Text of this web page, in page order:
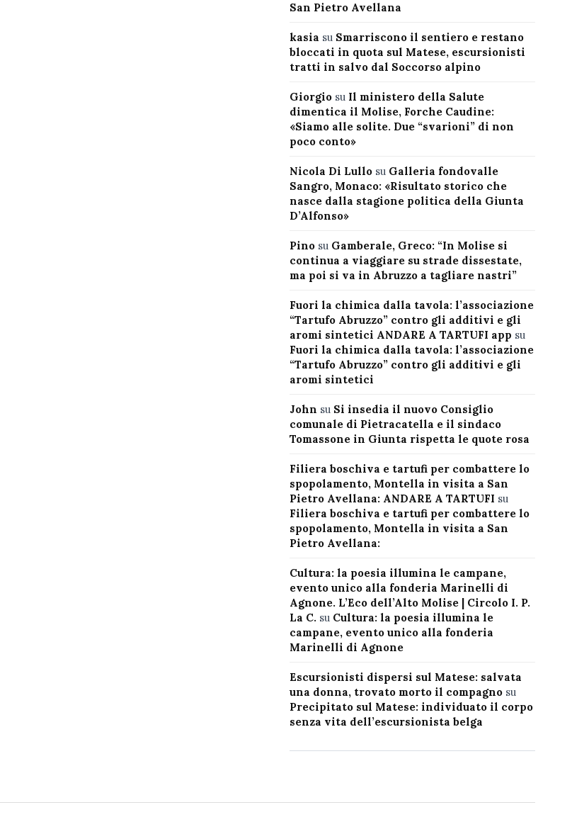
San Pietro Avellana
kasia su Smarriscono il sentiero e restano
bloccati in quota sul Matese, escursionisti
tratti in salvo dal Soccorso alpino
Giorgiosu Il ministero della Salute
dimentica il Molise, Forche Caudine:
«Siamo alle solite. Due “svarioni” di non
poco conto»
Nicola Di Lullosu Galleria fondovalle
Sangro, Monaco: «Risultato storico che
nasce dalla stagione politica della Giunta
D’Alfonso»
Pinosu Gamberale, Greco: “In Molise si
continua a viaggiare su strade dissestate,
ma poi si va in Abruzzo a tagliare nastri”
Fuori la chimica dalla tavola: l’associazione
“Tartufo Abruzzo” contro gli additivi e gli
aromi sintetici ANDARE A TARTUFI app su
Fuori la chimica dalla tavola: l’associazione
“Tartufo Abruzzo” contro gli additivi e gli
aromi sintetici
John su Si insedia il nuovo Consiglio
comunale di Pietracatella e il sindaco
Tomassone in Giunta rispetta le quote rosa
Filiera boschiva e tartufi per combattere lo
spopolamento, Montella in visita a San
Pietro Avellana: ANDARE A TARTUFI su
Filiera boschiva e tartufi per combattere lo
spopolamento, Montella in visita a San
Pietro Avellana:
Cultura: la poesia illumina le campane,
evento unico alla fonderia Marinelli di
Agnone. L’Eco dell’Alto Molise | Circolo I. P.
La C. su Cultura: la poesia illumina le
campane, evento unico alla fonderia
Marinelli di Agnone
Escursionisti dispersi sul Matese: salvata
una donna, trovato morto il compagnosu
Precipitato sul Matese: individuato il corpo
senza vita dell’escursionista belga